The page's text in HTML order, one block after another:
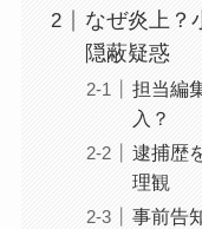
なぜ炎上？
隠蔽疑惑
担当編
入？
逮捕歴
理観
事前告